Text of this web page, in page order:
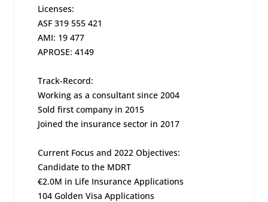
Licenses:
ASF 319 555 421
AMI: 19 477
APROSE: 4149
Track-Record:
Working as a consultant since 2004
Sold first company in 2015
Joined the insurance sector in 2017
Current Focus and 2022 Objectives:
Candidate to the MDRT
€2.0M in Life Insurance Applications
104 Golden Visa Applications